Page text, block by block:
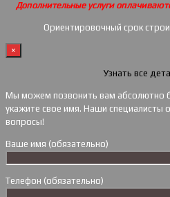
Дополнительные услуги
Ориентировочный срок
×
Узнать все
Мы можем позвонить вам абсолютно
укажите свое имя. Наши специалисты
вопросы!
Ваше имя (обязательно)
Телефон (обязательно)